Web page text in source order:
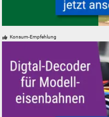
Konsum-Empfehlung
Abbrechen